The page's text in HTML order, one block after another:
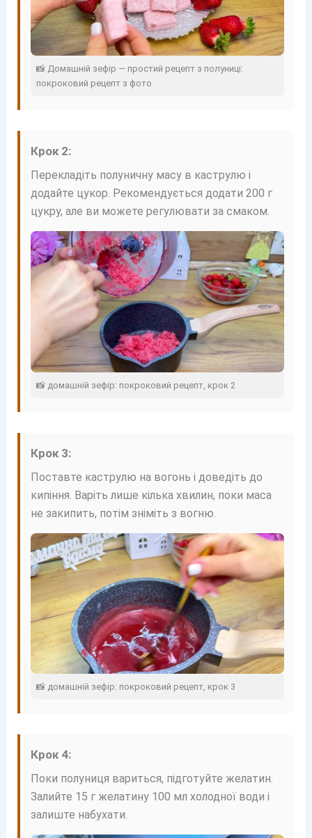
📸 Домашній зефір — простий рецепт з полуниці:
покроковий рецепт з фото
Крок 2:
Перекладіть полуничну масу в каструлю і
додайте цукор. Рекомендується додати 200 г
цукру, але ви можете регулювати за смаком.
📸 домашній зефір: покроковий рецепт, крок 2
Крок 3:
Поставте каструлю на вогонь і доведіть до
кипіння. Варіть лише кілька хвилин, поки маса
не закипить, потім зніміть з вогню.
📸 домашній зефір: покроковий рецепт, крок 3
Крок 4:
Поки полуниця вариться, підготуйте желатин.
Залийте 15 г желатину 100 мл холодної води і
залиште набухати.